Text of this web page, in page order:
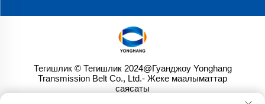
Тегишлик © Тегишлик 2024@Гуанджоу Yonghang
Transmission Belt Co., Ltd.- Жеке маалыматтар
саясаты